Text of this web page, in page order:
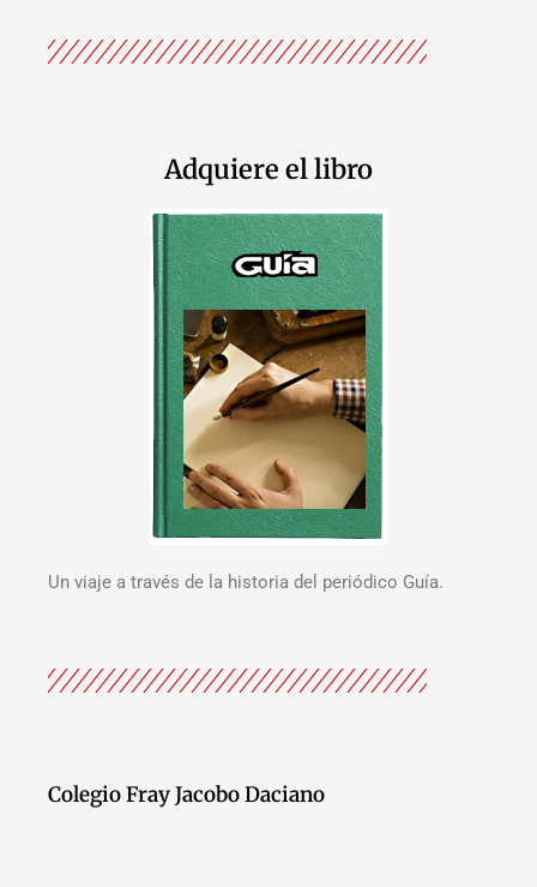
Adquiere el libro
Un viaje a través de la historia del periódico Guía.
Colegio Fray Jacobo Daciano